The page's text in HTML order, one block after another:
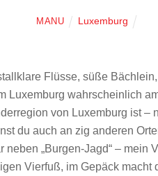
MANU Luxemburg
Flüsse, süße
Luxemburg wahrscheinlich
von Luxemburg ist –
du auch an zig anderen
„Burgen-Jagd“ – mein
Vierfuß, im Gepäck